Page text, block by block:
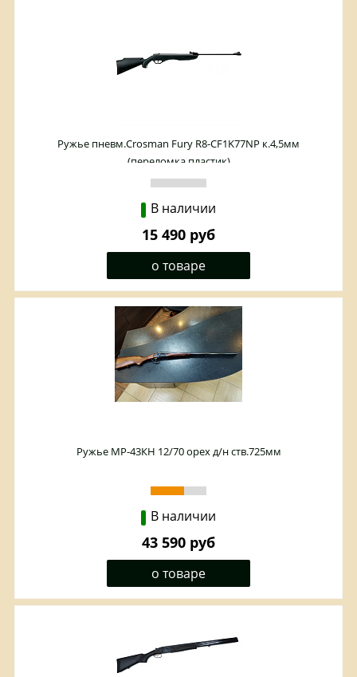
Ружье пневм.Crosman Fury R8-CF1K77NP к.4,5мм
(переломка,пластик)
В наличии
15 490 руб
о товаре
Ружье МР-43КН 12/70 орех д/н ств.725мм
В наличии
43 590 руб
о товаре